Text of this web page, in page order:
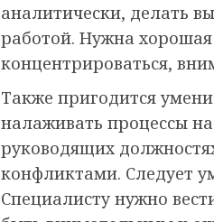
аналитически, делать
работой. Нужна хорошая
концентрироваться,
Также пригодится
налаживать процессы
руководящих
конфликтами. Следует
Специалисту нужно